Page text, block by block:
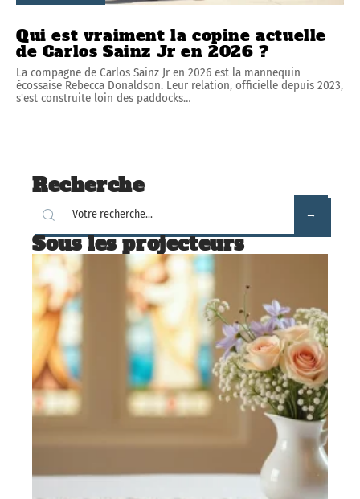
Qui est vraiment la copine actuelle
de Carlos Sainz Jr en 2026 ?
La compagne de Carlos Sainz Jr en 2026 est la mannequin
écossaise Rebecca Donaldson. Leur relation, officielle depuis 2023,
s'est construite loin des paddocks…
Recherche
Sous les projecteurs